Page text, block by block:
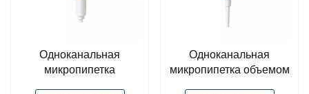
Одноканальная
микропипетка
Одноканальная
микропипетка объемом